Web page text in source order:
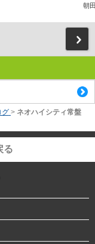
朝
グ > ネオハイシティ常盤
る